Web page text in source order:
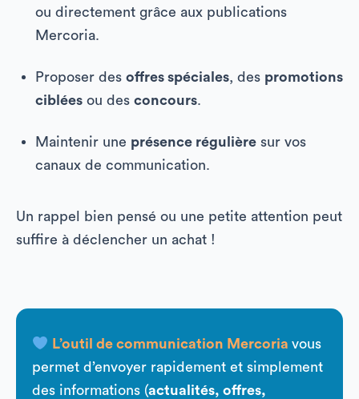
ou directement grâce aux publications
Mercoria.
Proposer des offres spéciales, des promotions
cibléesou des concours.
Maintenir une présence régulièresur vos
canaux de communication.
Un rappel bien pensé ou une petite attention peut
suffire à déclencher un achat !
L’outil de communication Mercoria vous
permet d’envoyer rapidement et simplement
des informations (actualités, offres,